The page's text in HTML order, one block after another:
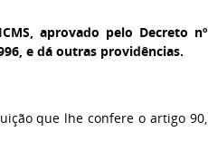
aprovado pelo Decreto nº
e dá outras providências.
que lhe confere o artigo 90,